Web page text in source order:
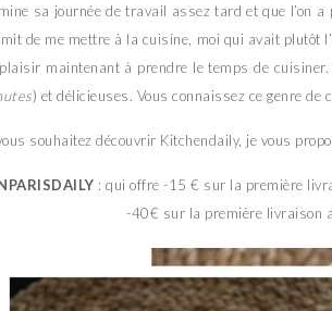
sa journée de travail assez tard et que l’on a
de me mettre à la cuisine, moi qui avait plutôt
maintenant à prendre le temps de
) et délicieuses. Vous connaissez ce genre
souhaitez découvrir Kitchendaily, je vous
: qui offre -15 € sur la première
-40€ sur la première livraison